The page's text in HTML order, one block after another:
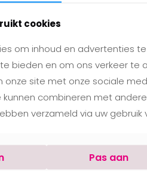
cookies
om inhoud en advertenties
bieden en om ons verkeer te
onze site met onze sociale
combineren met
verzameld via uw gebruik
Pas aan